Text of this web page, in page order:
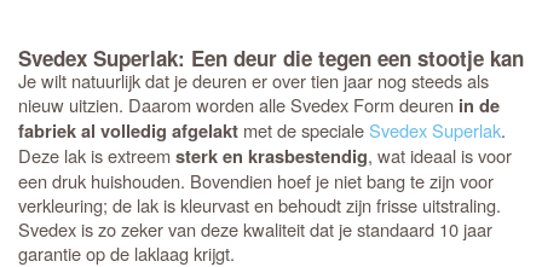
Svedex Superlak: Een deur die tegen een stootje kan
Je wilt natuurlijk dat je deuren er over tien jaar nog steeds als
nieuw uitzien. Daarom worden alle Svedex Form deuren in de
fabriek al volledig afgelakt met de specialeSvedex Superlak.
Deze lak is extreemsterk en krasbestendig, wat ideaal is voor
een druk huishouden. Bovendien hoef je niet bang te zijn voor
verkleuring; de lak is kleurvast en behoudt zijn frisse uitstraling.
Svedex is zo zeker van deze kwaliteit dat je standaard 10 jaar
garantie op de laklaag krijgt.